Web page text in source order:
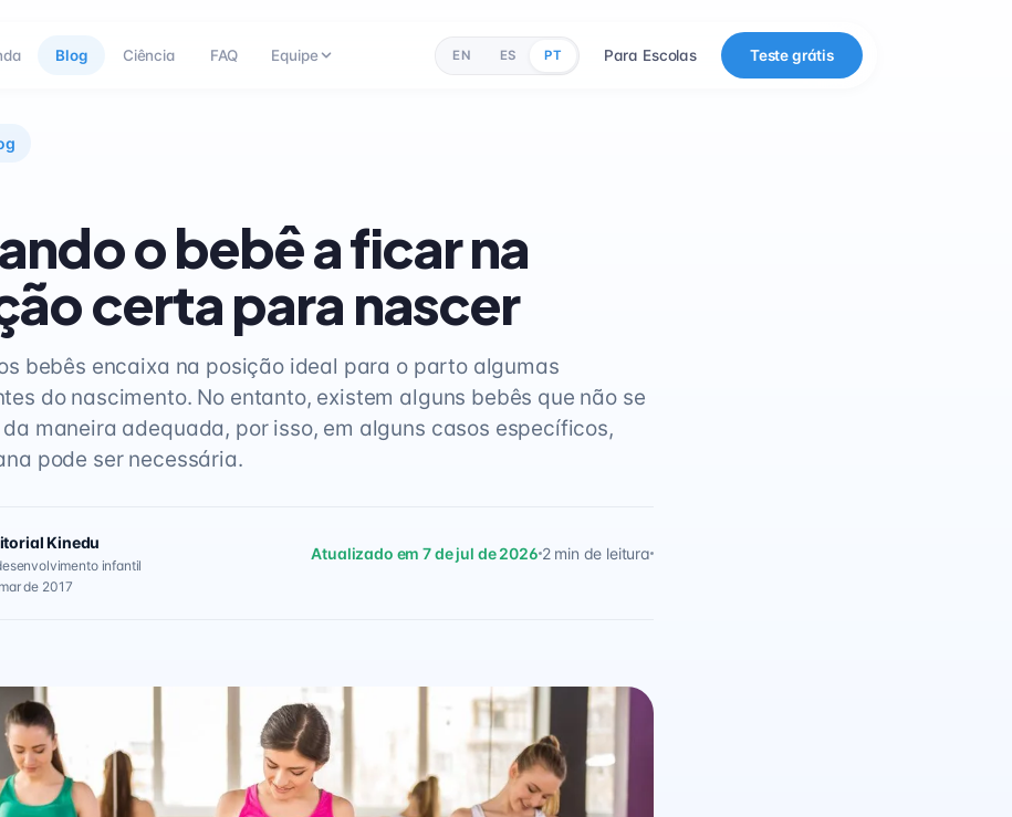
Blog Ciência FAQ Equipe EN ES PT Para Escolas Teste grátis
o bebê a ficar na
certa para nascer
bebês encaixa na posição ideal para o parto algumas
do nascimento. No entanto, existem alguns bebês que não se
maneira adequada, por isso, em alguns casos específicos,
pode ser necessária.
Kinedu
infantil
Atualizado em 7 de jul de 2026 2 min de leitura
de 2017